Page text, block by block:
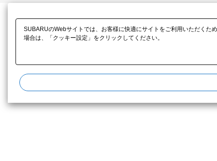
SUBARUのWebサイトでは、お客様に快適にサイトをご利用いただく
場合は、「クッキー設定」をクリックしてください。​